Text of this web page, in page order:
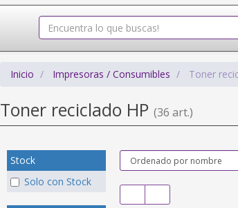
Inicio Impresoras / Consumibles Toner
Toner reciclado HP (36 art.)
Stock
Solo con Stock